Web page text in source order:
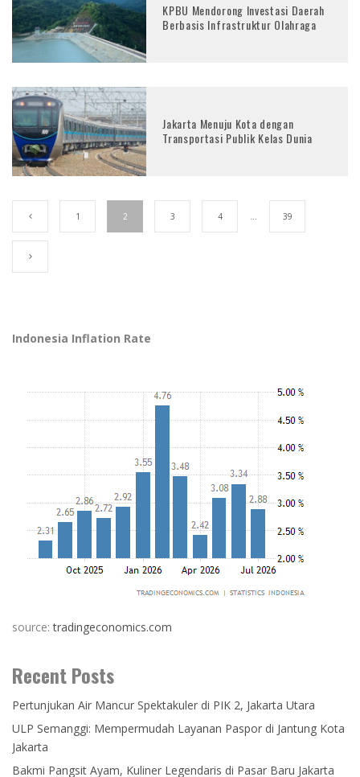
KPBU Mendorong Investasi Daerah
Berbasis Infrastruktur Olahraga
Jakarta Menuju Kota dengan
Transportasi Publik Kelas Dunia
1 2 3 4 … 39
Indonesia Inflation Rate
source:tradingeconomics.com
Recent Posts
Pertunjukan Air Mancur Spektakuler di PIK 2, Jakarta Utara
ULP Semanggi: Mempermudah Layanan Paspor di Jantung Kota
Jakarta
Bakmi Pangsit Ayam, Kuliner Legendaris di Pasar Baru Jakarta